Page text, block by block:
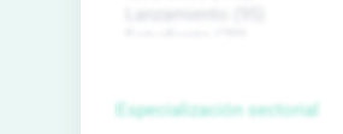
Especialización sectorial